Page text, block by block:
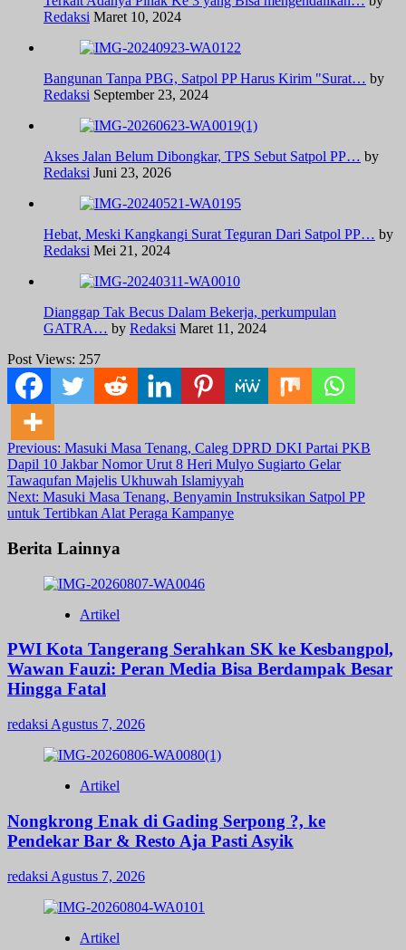
Redaksi Maret 10, 2024
Bangunan Tanpa PBG, Satpol PP Harus Kirim "Surat… by
Redaksi September 23, 2024
Akses Jalan Belum Dibongkar, TPS Sebut Satpol PP… by
Redaksi Juni 23, 2026
Hebat, Meski Kangkangi Surat Teguran Dari Satpol PP… by
Redaksi Mei 21, 2024
Dianggap Tak Becus Dalam Bekerja, perkumpulan
GATRA… by Redaksi Maret 11, 2024
Post Views: 257
Post
navigation
Previous: Masuki Masa Tenang, Caleg DPRD DKI Partai PKB
Dapil 10 Jakbar Nomor Urut 8 Heri Mulyo Sugiarto Gelar
Tawaqufan Majelis Ukhuwah Islamiyyah
Next: Masuki Masa Tenang, Benyamin Instruksikan Satpol PP
untuk Tertibkan Alat Peraga Kampanye
Berita Lainnya
Artikel
PWI Kota Tangerang Serahkan SK ke Kesbangpol,
Wawan Fauzi: Peran Media Bisa Berdampak Besar
Hingga Fatal
redaksi Agustus 7, 2026
Artikel
Nongkrong Enak di Gading Serpong ?, ke
Pendekar Bar & Resto Aja Pasti Asyik
redaksi Agustus 7, 2026
Artikel